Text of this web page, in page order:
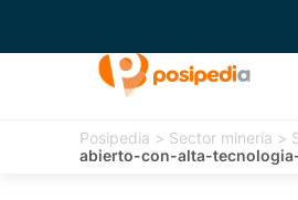
Posipedia > Sector minería >
abierto-con-alta-